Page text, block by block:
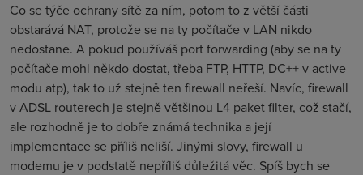
Co se týče ochrany sítě za ním, potom to z větší části
obstarává NAT, protože se na ty počítače v LAN nikdo
nedostane. A pokud používáš port forwarding (aby se na ty
počítače mohl někdo dostat, třeba FTP, HTTP, DC++ v active
modu atp), tak to už stejně ten firewall neřeší. Navíc, firewall
v ADSL routerech je stejně většinou L4 paket filter, což stačí,
ale rozhodně je to dobře známá technika a její
implementace se příliš neliší. Jinými slovy, firewall u
modemu je v podstatě nepříliš důležitá věc. Spíš bych se